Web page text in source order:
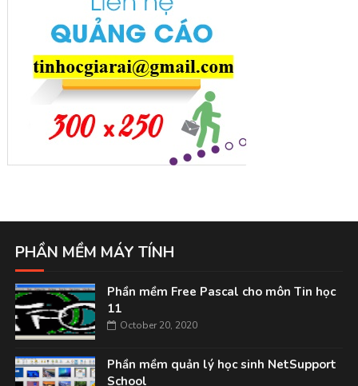
PHẦN MỀM MÁY TÍNH
Phần mềm Free Pascal cho môn Tin học
11
October 20, 2020
Phần mềm quản lý học sinh NetSupport
School